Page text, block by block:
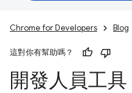
Chrome for Developers Blog
這對你有幫助嗎？
開發人員工